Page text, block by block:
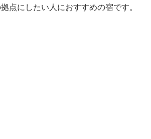
点にしたい人におすすめの宿です。